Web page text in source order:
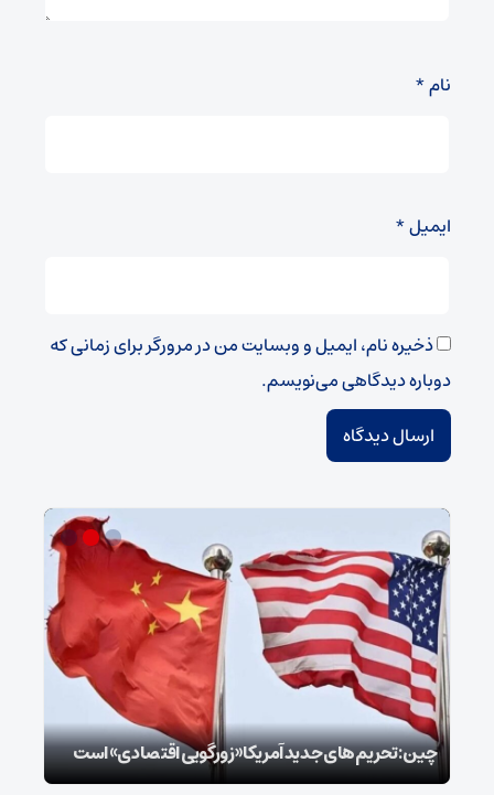
نام*
ایمیل*
ذخیره نام، ایمیل و وبسایت من در مرورگر برای زمانی که
دوباره دیدگاهی می‌نویسم.
چین: تحریم‌های جدید آمریکا «زورگویی اقتصادی» است